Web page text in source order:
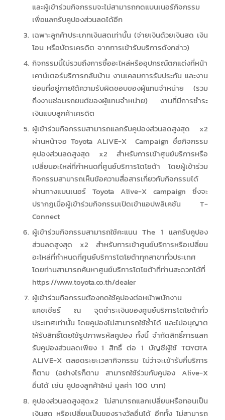
และผู้เข้าร่วมกิจกรรมจะไม่สามารถกดแบนเนอร์กิจกรรม
เพื่อแลกรับคูปองส่วนลดได้อีก
เฉพาะลูกค้าประเภทเงินสดเท่านั้น (จ่ายเงินด้วยเงินสด เงิน
โอน หรือบัตรเครดิต จากการเข้ารับบริการดังกล่าว)
กิจกรรมนี้ไม่รวมถึงการซื้ออะไหล่หรืออุปกรณ์ตกแต่งที่หน้า
เคาน์เตอร์บริการกลับบ้าน งานเคลมการรับประกัน และงาน
ซ่อมที่อยู่ภายใต้ความรับผิดชอบของผู้แทนจำหน่าย (รวม
ถึงงานซ่อมรถยนต์ของผู้แทนจำหน่าย) งานที่มีการชำระ
เงินแบบลูกค้าเครดิต
ผู้เข้าร่วมกิจกรรมสามารถแลกรับคูปองส่วนลดสูงสุด x2
ผ่านหน้าจอ Toyota ALIVE-X Campaign ชื่อกิจกรรม
คูปองส่วนลดสูงสุด x2 สำหรับการเข้าศูนย์บริการหรือ
เปลี่ยนอะไหล่ที่กำหนดที่ศูนย์บริการโตโยต้า โดยผู้เข้าร่วม
กิจกรรมสามารถเห็นข้อความสื่อสารเกี่ยวกับกิจกรรมได้
ผ่านทางแบนเนอร์ Toyota Alive-X campaign ซึ่งจะ
ปรากฏเมื่อผู้เข้าร่วมกิจกรรมเปิดเข้าแอปพลิเคชัน T-
Connect
ผู้เข้าร่วมกิจกรรมสามารถใช้คะแนน The 1 แลกรับคูปอง
ส่วนลดสูงสุด x2 สำหรับการเข้าศูนย์บริการหรือเปลี่ยน
อะไหล่ที่กำหนดที่ศูนย์บริการโตโยต้าทุกสาขาทั่วประเทศ
โดยท่านสามารถค้นหาศูนย์บริการโตโยต้าที่ท่านสะดวกได้ที่
https://www.toyota.co.th/dealer
ผู้เข้าร่วมกิจกรรมต้องกดใช้คูปองต่อหน้าพนักงาน
แคชเชียร์ ณ จุดชำระเงินของศูนย์บริการโตโยต้าทั่ว
ประเทศเท่านั้น โดยคูปองไม่สามารถใช้ซ้ำได้ และไม่อนุญาต
ให้รับสิทธิ์โดยใช้รูปภาพรหัสคูปอง ทั้งนี้ จำกัดสิทธิ์การแลก
รับคูปองส่วนลดเพียง 1 สิทธิ์ ต่อ 1 บัญชีผู้ใช้ TOYOTA
ALIVE-X ตลอดระยะเวลากิจกรรม ไม่ว่าจะเข้ารับกี่บริการ
ก็ตาม (อย่างไรก็ตาม สามารถใช้ร่วมกับคูปอง Alive-X
อื่นได้ เช่น คูปองลูกค้าใหม่ มูลค่า 100 บาท)
คูปองส่วนลดสูงสุดx2 ไม่สามารถแลกเปลี่ยนหรือทอนเป็น
เงินสด หรือเปลี่ยนเป็นของรางวัลอื่นได้ อีกทั้ง ไม่สามารถ